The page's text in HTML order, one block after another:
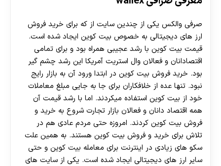
صرفی والکس یکی از چندین سایت از که برای خرید فروش
ارز های دیجیتالی به خصوص بیت کوین ایجاد شده است.
قیمت بیت کوین با رشد عجیبی همراه بود و برای تمامی
اقتصادانان و فعالان وال استریت آمریکا این رشد چشم گیر
بود. خرید فروش بیت کوین در ابتدا ورود آن به بازار رایج
نبود. تنها عده از خلافکاران برای جا به جایی مبلغ معاملات
خود از بیت کوین استفاده میکردند. اما با رشد قیمت آن
همه اقتصاد دانان و فعالان بازار تجارت شروع به خرید و
فروش بیت کوین کردند. امروزه حتی مردم عادی هم در
تلاش برای خرید و فروش بیت کوین هستند. به همین علت
سکو های زیادی در اینترنت برای معامله بیت کوین و حتی
سایر ارز های دیجیتالی ایجاد شده است. یکی از سایت های